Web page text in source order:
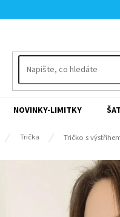
NOVINKY-LIMITKY
Domů Trička Tričko s